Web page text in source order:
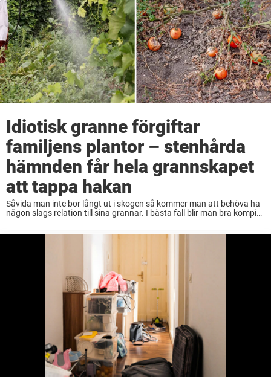
Idiotisk granne förgiftar
familjens plantor – stenhårda
hämnden får hela grannskapet
att tappa hakan
Såvida man inte bor långt ut i skogen så kommer man att behöva ha
någon slags relation till sina grannar. I bästa fall blir man bra kompis